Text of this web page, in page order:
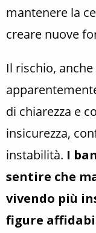
mantenere la
creare nuove
Il rischio,
di chiarezza e
insicurezza,
instabilità. I
sentire che
vivendo più
figure